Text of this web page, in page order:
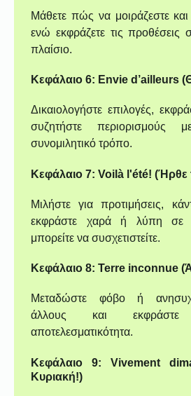
Μάθετε πώς να μοιράζεστε
ενώ εκφράζετε τις προθέσεις
πλαίσιο.
Κεφάλαιο 6: Envie d’ailleurs
Δικαιολογήστε επιλογές,
συζητήστε περιορισμούς
συνομιλητικό τρόπο.
Κεφάλαιο 7: Voilà l'été! (Ήρθε
Μιλήστε για προτιμήσεις,
εκφράστε χαρά ή λύπη σε
μπορείτε να συσχετιστείτε.
Κεφάλαιο 8: Terre inconnue
Μεταδώστε φόβο ή
άλλους και
αποτελεσματικότητα.
Κεφάλαιο 9: Vivement
Κυριακή!)